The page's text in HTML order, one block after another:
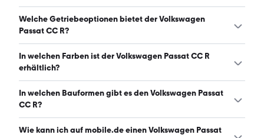
Der Volkswagen Passat CC R hat Leistungen zwischen
140 und 300 PS. (Stand: 7.8.2026)
Welche Getriebeoptionen bietet der Volkswagen
Passat CC R?
Der Volkswagen Passat CC R ist mit automatischem und
manuellem Getriebe erhältlich. (Stand: 7.8.2026)
In welchen Farben ist der Volkswagen Passat CC R
erhältlich?
Den Volkswagen Passat CC R gibt es in folgenden
Farben: schwarz, silber, weiß, braun, grau und blau. Die
In welchen Bauformen gibt es den Volkswagen Passat
CC R?
Den Volkswagen Passat CC R gibt es in folgenden
Wie kann ich auf mobile.de einen Volkswagen Passat